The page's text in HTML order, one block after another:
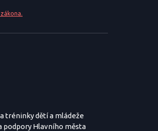
tréninky dětí a mládeže
podpory Hlavního města